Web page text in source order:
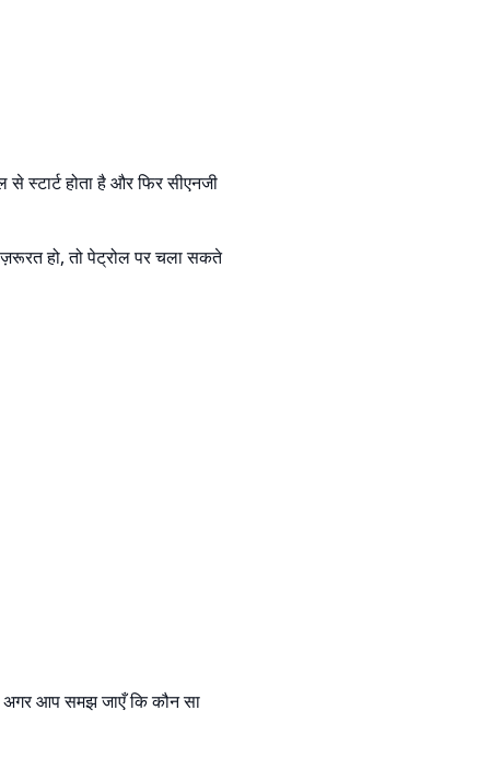
होता है और फिर सीएनजी
हो, तो पेट्रोल पर चला सकते
आप समझ जाएँ कि कौन सा